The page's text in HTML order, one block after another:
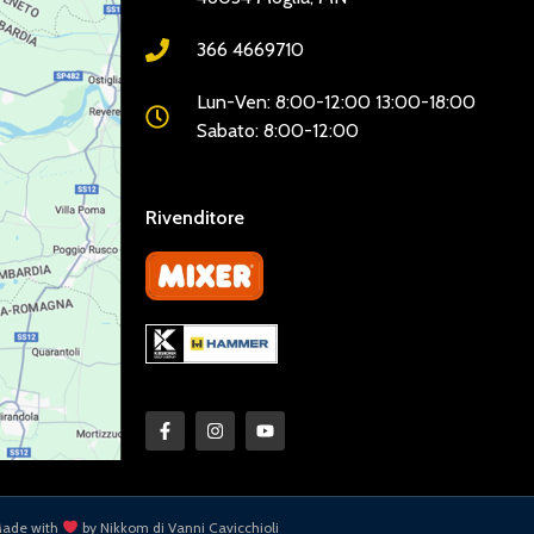
366 4669710
Lun-Ven: 8:00-12:00 13:00-18:00
Sabato: 8:00-12:00
Rivenditore
with by Nikkom di Vanni Cavicchioli